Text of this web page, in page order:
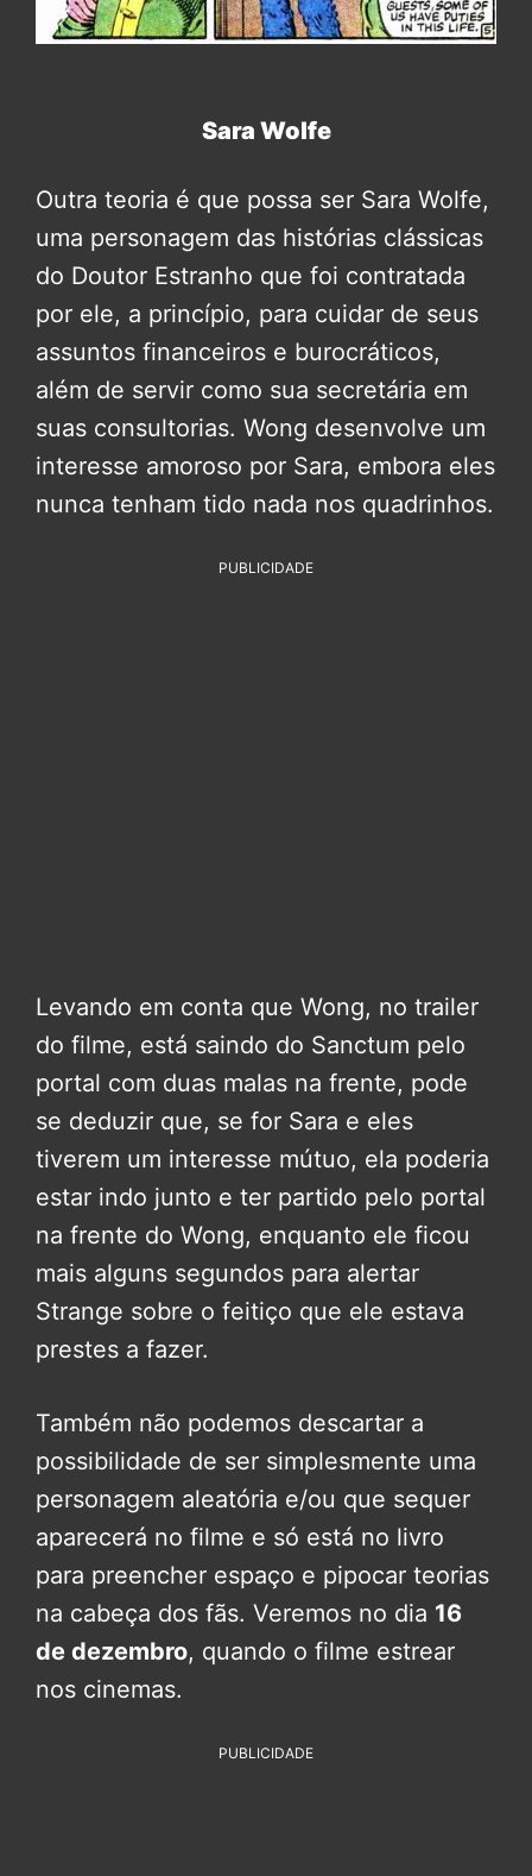
Sara Wolfe
Outra teoria é que possa ser Sara Wolfe,
uma personagem das histórias clássicas
do Doutor Estranho que foi contratada
por ele, a princípio, para cuidar de seus
assuntos financeiros e burocráticos,
além de servir como sua secretária em
suas consultorias. Wong desenvolve um
interesse amoroso por Sara, embora eles
nunca tenham tido nada nos quadrinhos.
PUBLICIDADE
Levando em conta que Wong, no trailer
do filme, está saindo do Sanctum pelo
portal com duas malas na frente, pode
se deduzir que, se for Sara e eles
tiverem um interesse mútuo, ela poderia
estar indo junto e ter partido pelo portal
na frente do Wong, enquanto ele ficou
mais alguns segundos para alertar
Strange sobre o feitiço que ele estava
prestes a fazer.
Também não podemos descartar a
possibilidade de ser simplesmente uma
personagem aleatória e/ou que sequer
aparecerá no filme e só está no livro
para preencher espaço e pipocar teorias
na cabeça dos fãs. Veremos no dia 16
de dezembro, quando o filme estrear
nos cinemas.
PUBLICIDADE